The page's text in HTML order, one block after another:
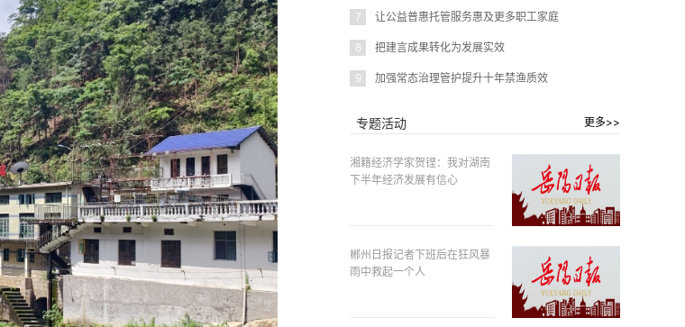
7 让公益普惠托管服务惠及更多职工家庭
8 把建言成果转化为发展实效
9 加强常态治理管护提升十年禁渔质效
专题活动 更多>>
湘籍经济学家贺铿：我对湖南
下半年经济发展有信心
郴州日报记者下班后在狂风暴
雨中救起一个人